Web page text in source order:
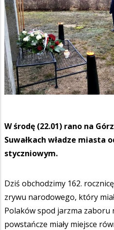
W środę (22.01) rano na
Suwałkach władze miasta
styczniowym.
Dziś obchodzimy 162.
zrywu narodowego, który
Polaków spod jarzma zaboru
powstańcze miały miejsce